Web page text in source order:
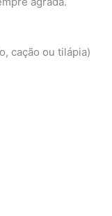
cação ou tilápia)